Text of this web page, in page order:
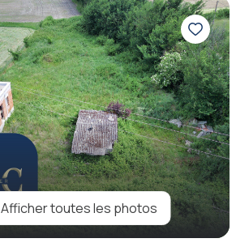
Afficher toutes les photos